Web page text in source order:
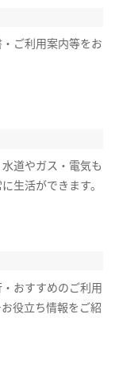
ご利用案内等をお
道やガス・電気も
生活ができます。
おすすめのご利用
役立ち情報をご紹